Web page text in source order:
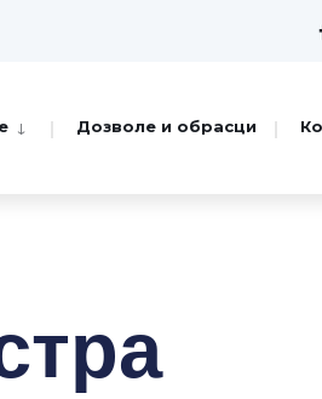
Дозволе и обрасци